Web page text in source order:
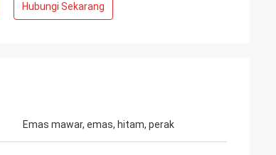
Hubungi Sekarang
Emas mawar, emas, hitam, perak